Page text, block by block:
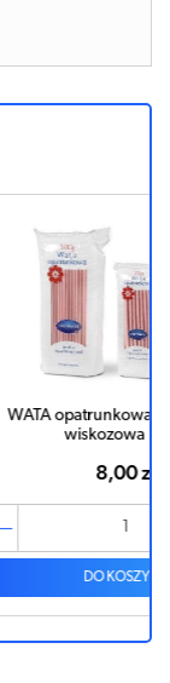
WATA